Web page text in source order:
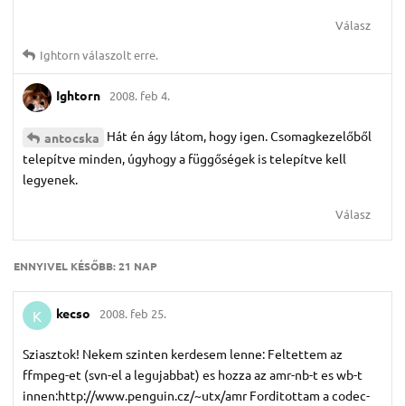
Válasz
Ightornválaszolt erre.
Ightorn 2008. feb 4.
antocska Hát én ágy látom, hogy igen. Csomagkezelőből
telepítve minden, úgyhogy a függőségek is telepítve kell
legyenek.
Válasz
ENNYIVEL KÉSŐBB:21 NAP
K kecso 2008. feb 25.
Sziasztok! Nekem szinten kerdesem lenne: Feltettem az
ffmpeg-et (svn-el a legujabbat) es hozza az amr-nb-t es wb-t
innen:http://www.penguin.cz/~utx/amr Forditottam a codec-